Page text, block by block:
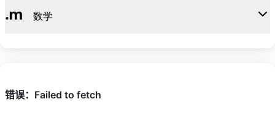
.m 数学